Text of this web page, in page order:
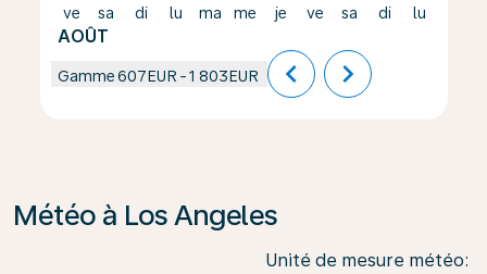
ve
AOÛT
sa di lu ma me je ve sa di lu
Gamme607EUR -1 803EUR chevron_left chevron_right
Météo à Los Angeles
Unité de mesure météo: